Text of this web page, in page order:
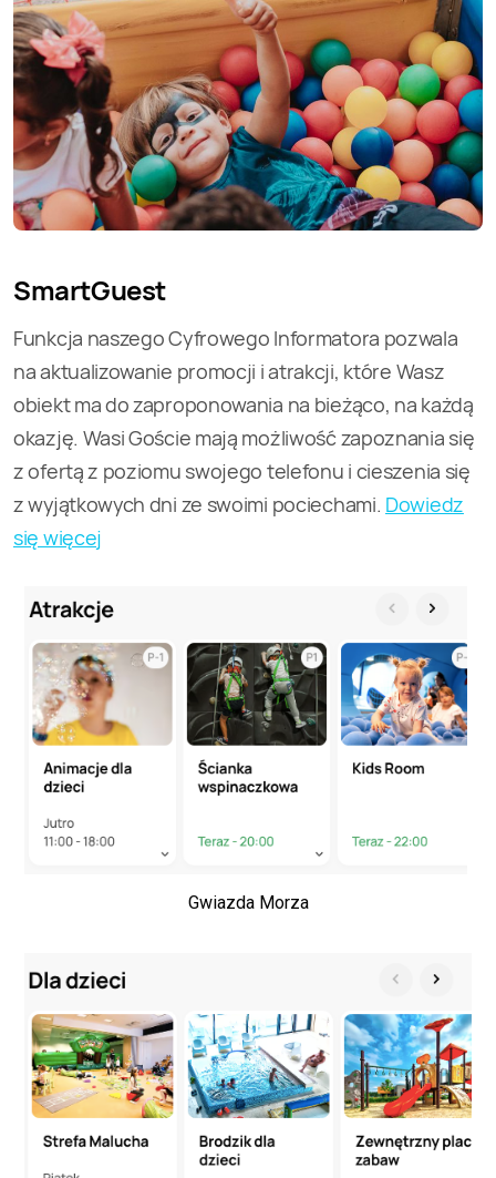
SmartGuest
Funkcja naszego Cyfrowego Informatora pozwala
na aktualizowanie promocji i atrakcji, które Wasz
obiekt ma do zaproponowania na bieżąco, na każdą
okazję. Wasi Goście mają możliwość zapoznania się
z ofertą z poziomu swojego telefonu i cieszenia się
z wyjątkowych dni ze swoimi pociechami. Dowiedz
się więcej
Gwiazda Morza